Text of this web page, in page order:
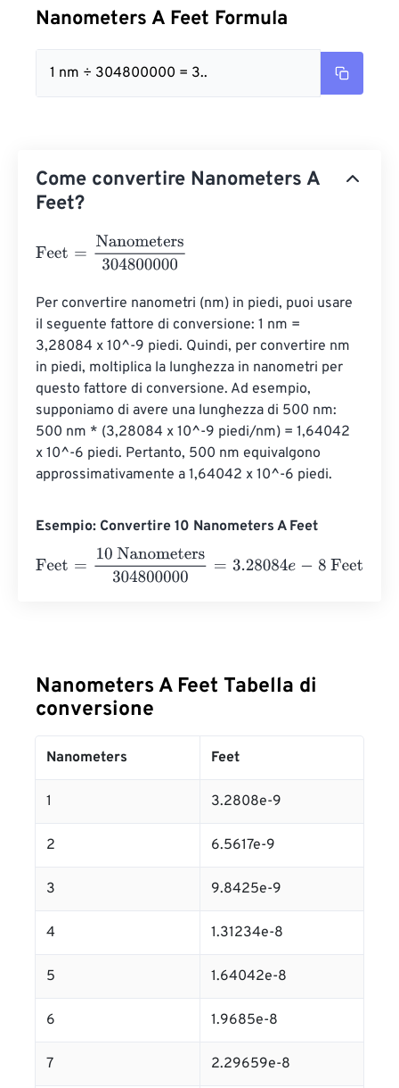
Nanometers A Feet Formula
1 nm ÷ 304800000 = 3..
Come convertire Nanometers A
Feet?
Feet= Nanometers304800000
Per convertire nanometri (nm) in piedi, puoi usare
il seguente fattore di conversione: 1 nm =
3,28084 x 10^-9 piedi. Quindi, per convertire nm
in piedi, moltiplica la lunghezza in nanometri per
questo fattore di conversione. Ad esempio,
supponiamo di avere una lunghezza di 500 nm:
500 nm * (3,28084 x 10^-9 piedi/nm) = 1,64042
x 10^-6 piedi. Pertanto, 500 nm equivalgono
approssimativamente a 1,64042 x 10^-6 piedi.
Esempio: Convertire 10 Nanometers A Feet
Feet= 10 Nanometers304800000=3.28084 e- 8 Feet
Nanometers A Feet Tabella di
conversione
Nanometers Feet
1 3.2808e-9
2 6.5617e-9
3 9.8425e-9
4 1.31234e-8
5 1.64042e-8
6 1.9685e-8
7 2.29659e-8